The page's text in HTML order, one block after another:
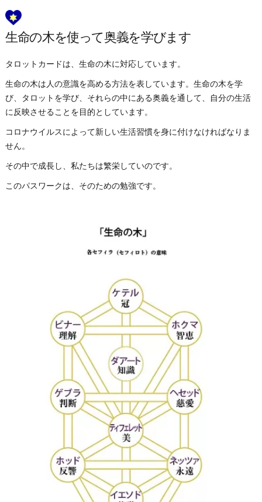
生命の木を使って奥義を学びます
タロットカードは、生命の木に対応しています。
生命の木は人の意識を高める方法を表しています。生命の木を学
び、タロットを学び、それらの中にある奥義を通して、自分の生活
に反映させることを目的としています。
コロナウイルスによって新しい生活習慣を身に付けなければなりま
せん。
その中で成長し、私たちは繁栄していのです。
このパスワークは、そのための勉強です。